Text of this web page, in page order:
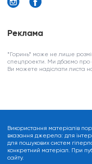
Реклама
*Горинь* може не лише
спецпроекти. Ми дбаємо про
Ви можете надіслати листа
Використання матеріалів
вказання джерела: для
для пошукових систем
конкретний матеріал. При
сайту.